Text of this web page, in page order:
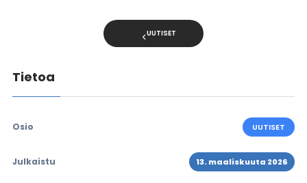
UUTISET
Tietoa
Osio UUTISET
Julkaistu 13. maaliskuuta 2026